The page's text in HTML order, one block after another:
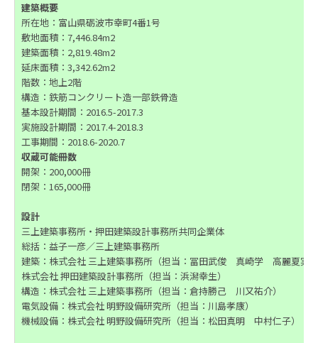
建築概要
所在地：富山県砺波市幸町4番1号
敷地面積：7,446.84m2
建築面積：2,819.48m2
延床面積：3,342.62m2
階数：地上2階
構造：鉄筋コンクリート造一部鉄骨造
基本設計期間：2016.5-2017.3
実施設計期間：2017.4-2018.3
工事期間：2018.6-2020.7
収蔵可能冊数
開架：200,000冊
閉架：165,000冊
設計
三上建築事務所・押田建築設計事務所共同企業体
総括：益子一彦／三上建築事務所
建築：株式会社 三上建築事務所（担当：冨田武俊 真崎学 高麗夏実）
株式会社 押田建築設計事務所（担当：浜潟幸生）
構造：株式会社 三上建築事務所（担当：倉持勝己 川又祐介）
電気設備：株式会社 明野設備研究所（担当：川島孝康）
機械設備：株式会社 明野設備研究所（担当：松田真明 中村仁子）